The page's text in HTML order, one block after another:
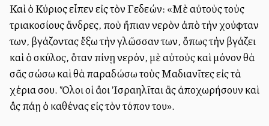
Καὶ ὁ Κύριος εἶπεν εἰς τὸν Γεδεών: «Μὲ αὐτοὺς τοὺς
τριακοσίους ἄνδρες, ποὺ ἤπιαν νερὸν ἀπὸ τὴν χούφταν
των, βγάζοντας ἔξω τὴν γλῶσσαν των, ὅπως τὴν βγάζει
καὶ ὁ σκύλος, ὅταν πίνῃ νερόν, μὲ αὐτοὺς καὶ μόνον θὰ
σᾶς σώσω καὶ θὰ παραδώσω τοὺς Μαδιανῖτες εἰς τὰ
χέρια σου. Ὅλοι οἱ ἄλλοι Ἰσραηλῖται ἂς ἀποχωρήσουν καὶ
ἂς πάῃ ὁ καθένας εἰς τὸν τόπον του».